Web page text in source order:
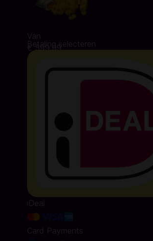
Van
€ 599,99
Betaling selecteren
iDeal
Card Payments